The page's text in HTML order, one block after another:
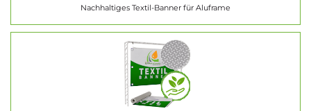
Nachhaltiges Textil-Banner für Aluframe